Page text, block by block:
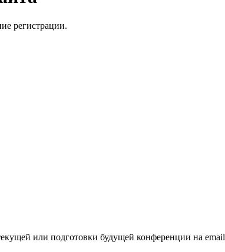
регистрации.
или подготовки будущей конференции на email